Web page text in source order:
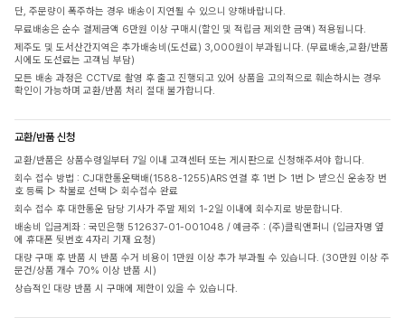
단, 주문량이 폭주하는 경우 배송이 지연될 수 있으니 양해바랍니다.
무료배송은 순수 결제금액 6만원 이상 구매시(할인 및 적립금 제외한 금액) 적용됩니다.
제주도 및 도서산간지역은 추가배송비(도선료) 3,000원이 부과됩니다. (무료배송,교환/반품
시에도 도선료는 고객님 부담)
모든 배송 과정은 CCTV로 촬영 후 출고 진행되고 있어 상품을 고의적으로 훼손하시는 경우
확인이 가능하며 교환/반품 처리 절대 불가합니다.
교환/반품 신청
교환/반품은 상품수령일부터 7일 이내 고객센터 또는 게시판으로 신청해주셔야 합니다.
회수 접수 방법 : CJ대한통운택배(1588-1255)ARS 연결 후 1번 ▷ 1번 ▷ 받으신 운송장 번
호 등록 ▷ 착불로 선택 ▷ 회수접수 완료
회수 접수 후 대한통운 담당 기사가 주말 제외 1-2일 이내에 회수지로 방문합니다.
배송비 입금계좌 : 국민은행 512637-01-001048 / 예금주 : (주)클릭앤퍼니 (입금자명 옆
에 휴대폰 뒷번호 4자리 기재 요청)
대량 구매 후 반품 시 반품 수거 비용이 1만원 이상 추가 부과될 수 있습니다. (30만원 이상 주
문건/상품 개수 70% 이상 반품 시)
상습적인 대량 반품 시 구매에 제한이 있을 수 있습니다.